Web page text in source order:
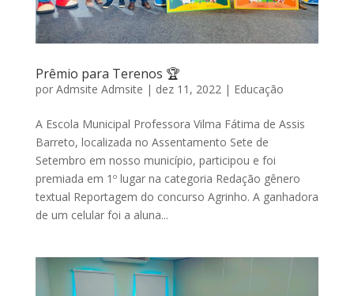
Prêmio para Terenos 🏆
por Admsite Admsite | dez 11, 2022 | Educação
A Escola Municipal Professora Vilma Fátima de Assis
Barreto, localizada no Assentamento Sete de
Setembro em nosso município, participou e foi
premiada em 1º lugar na categoria Redação gênero
textual Reportagem do concurso Agrinho. A ganhadora
de um celular foi a aluna...